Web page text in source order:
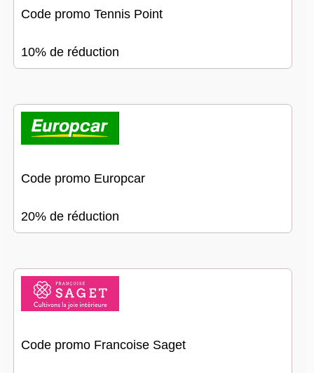
Code promo Tennis Point
10% de réduction
Code promo Europcar
20% de réduction
Code promo Francoise Saget